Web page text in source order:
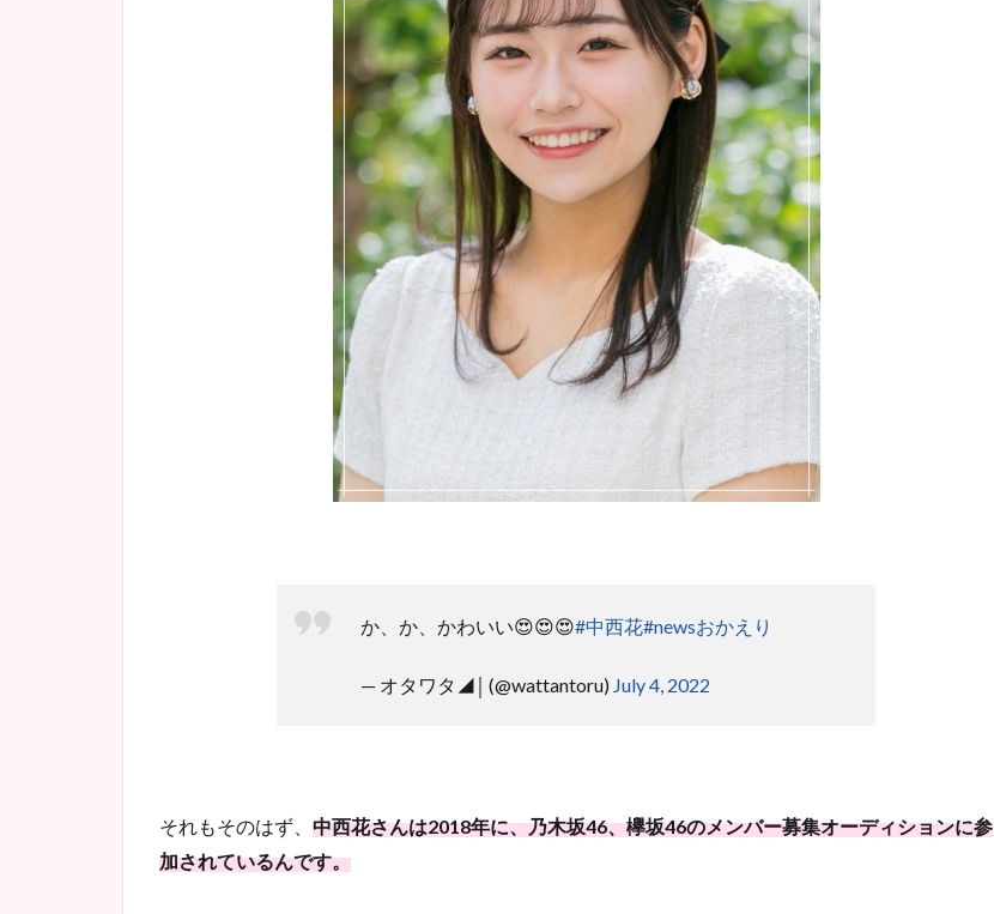
か、か、かわいい😍😍😍#中西花#newsおかえり
— オタワタ◢￨ (@wattantoru) July 4, 2022
それもそのはず、 中西花さんは2018年に、乃木坂46、欅坂46のメンバー募集オーディションに参
加されているんです。